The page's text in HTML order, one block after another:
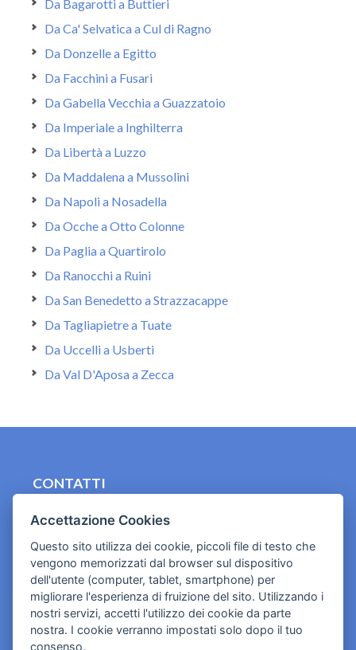
Da Bagarotti a Buttieri
Da Ca' Selvatica a Cul di Ragno
Da Donzelle a Egitto
Da Facchini a Fusari
Da Gabella Vecchia a Guazzatoio
Da Imperiale a Inghilterra
Da Libertà a Luzzo
Da Maddalena a Mussolini
Da Napoli a Nosadella
Da Ocche a Otto Colonne
Da Paglia a Quartirolo
Da Ranocchi a Ruini
Da San Benedetto a Strazzacappe
Da Tagliapietre a Tuate
Da Uccelli a Usberti
Da Val D'Aposa a Zecca
CONTATTI
Cookies e informativa privacy
Accettazione Cookies
Questo sito utilizza dei cookie, piccoli file di testo che
vengono memorizzati dal browser sul dispositivo
dell'utente (computer, tablet, smartphone) per
migliorare l'esperienza di fruizione del sito. Utilizzando i
nostri servizi, accetti l'utilizzo dei cookie da parte
nostra. I cookie verranno impostati solo dopo il tuo
consenso.